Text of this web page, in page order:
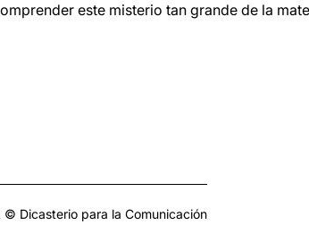
este misterio tan grande de la
© Dicasterio para la Comunicación